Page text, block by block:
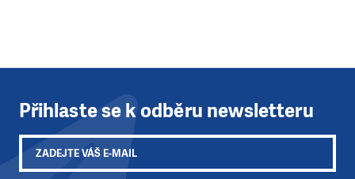
Přihlaste se k odběru newsletteru